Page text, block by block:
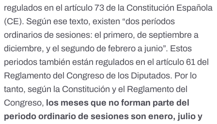
regulados en el artículo 73 de la Constitución Española
(CE). Según ese texto, existen “dos períodos
ordinarios de sesiones: el primero, de septiembre a
diciembre, y el segundo de febrero a junio”. Estos
periodos también están regulados en el artículo 61 del
Reglamento del Congreso de los Diputados. Por lo
tanto, según la Constitución y el Reglamento del
Congreso, los meses que no forman parte del
periodo ordinario de sesiones son enero, julio y